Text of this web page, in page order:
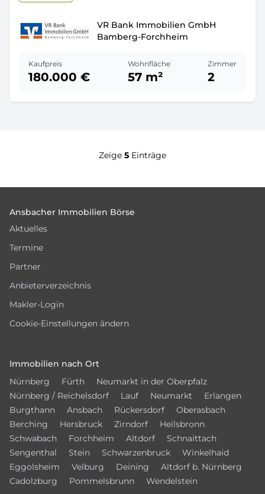
VR Bank Immobilien GmbH
Bamberg-Forchheim
Kaufpreis
180.000 €
Wohnfläche
57 m²
Zimmer
2
Zeige 5 Einträge
Ansbacher Immobilien Börse
Aktuelles
Termine
Partner
Anbieterverzeichnis
Makler-Login
Cookie-Einstellungen ändern
Immobilien nach Ort
Nürnberg
Fürth
Neumarkt in der Oberpfalz
Nürnberg / Reichelsdorf
Lauf Neumarkt
Erlangen
Burgthann
Ansbach Rückersdorf
Oberasbach
Berching
Hersbruck Zirndorf
Heilsbronn
Schwabach
Forchheim Altdorf
Schnaittach
Sengenthal
Stein Schwarzenbruck
Winkelhaid
Eggolsheim
Velburg Deining
Altdorf b. Nürnberg
Cadolzburg
Pommelsbrunn Wendelstein